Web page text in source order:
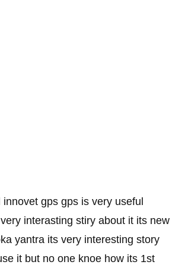
gps gps is very useful
interasting stiry about it its new
yantra its very interesting story
it but no one knoe how its 1st